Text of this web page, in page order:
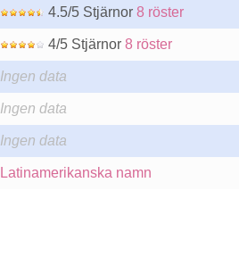
4.5/5 Stjärnor 8 röster
4/5 Stjärnor 8 röster
Ingen data
Ingen data
Ingen data
Latinamerikanska namn